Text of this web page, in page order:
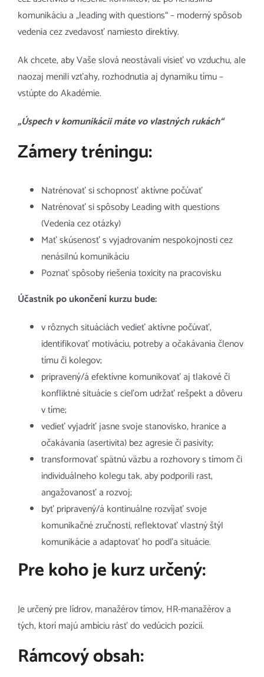
komunikáciu a „leading with questions“ – moderný spôsob
vedenia cez zvedavosť namiesto direktívy.
Ak chcete, aby Vaše slová neostávali visieť vo vzduchu, ale
naozaj menili vzťahy, rozhodnutia aj dynamiku tímu –
vstúpte do Akadémie.
„Úspech v komunikácii máte vo vlastných rukách“
Zámery tréningu:
Natrénovať si schopnosť aktívne počúvať
Natrénovať si spôsoby Leading with questions
(Vedenia cez otázky)
Mať skúsenosť s vyjadrovaním nespokojnosti cez
nenásilnú komunikáciu
Poznať spôsoby riešenia toxicity na pracovisku
Účastník po ukončení kurzu bude:
v rôznych situáciách vedieť aktívne počúvať,
identifikovať motiváciu, potreby a očakávania členov
tímu či kolegov;
pripravený/á efektívne komunikovať aj tlakové či
konflikt­né situácie s cieľom udržať rešpekt a dôveru
v tíme;
vedieť vyjadriť jasne svoje stanovisko, hranice a
očakávania (as­ertivita) bez agresie či pasivity;
transformovať spätnú väzbu a rozhovory s tímom či
individuálneho kolegu tak, aby podporili rast,
angažovanosť a rozvoj;
byť pripravený/á kontinuálne rozvíjať svoje
komunikačné zručnosti, reflektovať vlastný štýl
komunikácie a adaptovať ho podľa situácie.
Pre koho je kurz určený:
Je určený pre lídrov, manažérov tímov, HR-manažérov a
tých, ktorí majú ambíciu rásť do vedúcich pozícií.
Rámcový obsah: